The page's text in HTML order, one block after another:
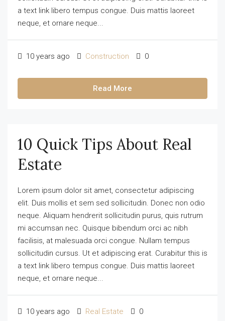
a text link libero tempus congue. Duis mattis laoreet
neque, et ornare neque...
10 years ago Construction 0
Read More
10 Quick Tips About Real
Estate
Lorem ipsum dolor sit amet, consectetur adipiscing
elit. Duis mollis et sem sed sollicitudin. Donec non odio
neque. Aliquam hendrerit sollicitudin purus, quis rutrum
mi accumsan nec. Quisque bibendum orci ac nibh
facilisis, at malesuada orci congue. Nullam tempus
sollicitudin cursus. Ut et adipiscing erat. Curabitur this is
a text link libero tempus congue. Duis mattis laoreet
neque, et ornare neque...
10 years ago Real Estate 0